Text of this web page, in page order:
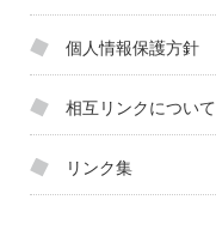
個人情報保護方針
相互リンクについて
リンク集